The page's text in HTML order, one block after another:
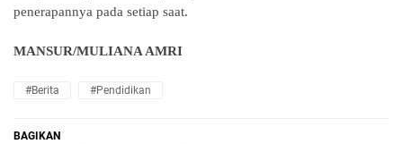
penerapannya pada setiap saat.
MANSUR/MULIANA AMRI
#Berita #Pendidikan
BAGIKAN